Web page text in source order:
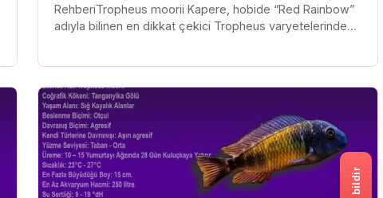
RehberiTropheus moorii Kapere, hobide “Red Rainbow”
adıyla bilinen en dikkat çekici Tropheus varyetelerinden